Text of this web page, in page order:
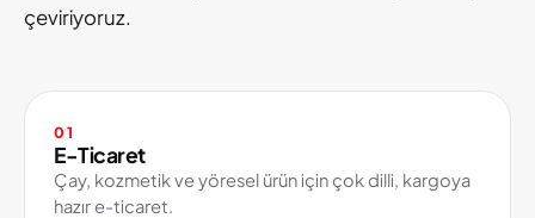
çeviriyoruz.
01
E-Ticaret
Çay, kozmetik ve yöresel ürün için çok dilli, kargoya
hazır e-ticaret.